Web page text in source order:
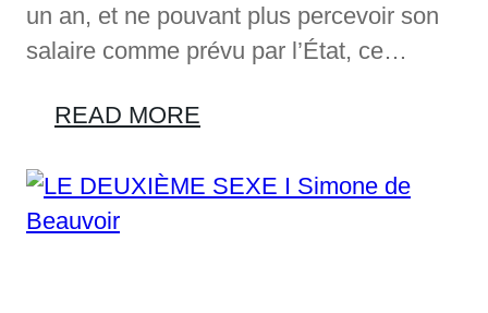
un an, et ne pouvant plus percevoir son
salaire comme prévu par l’État, ce…
READ MORE